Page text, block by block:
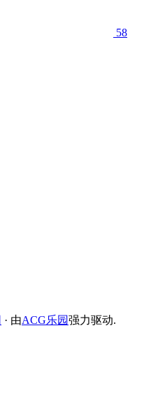
58
· 由ACG乐园强力驱动.